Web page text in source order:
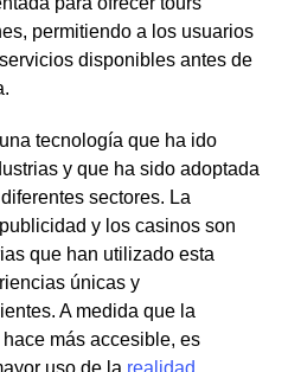
permitiendo a los usuarios
disponibles antes de
tecnología que ha ido
y que ha sido adoptada
sectores. La
y los casinos son
que han utilizado esta
únicas y
A medida que la
más accesible, es